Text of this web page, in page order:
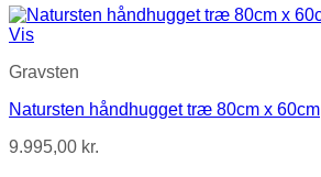
Vis
Gravsten
Natursten håndhugget træ 80cm x 60cm
9.995,00 kr.